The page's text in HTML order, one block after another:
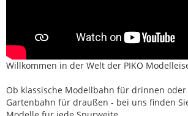
Willkommen in der Welt der PIKO
Ob klassische Modellbahn für drinnen
Gartenbahn für draußen - bei uns finden